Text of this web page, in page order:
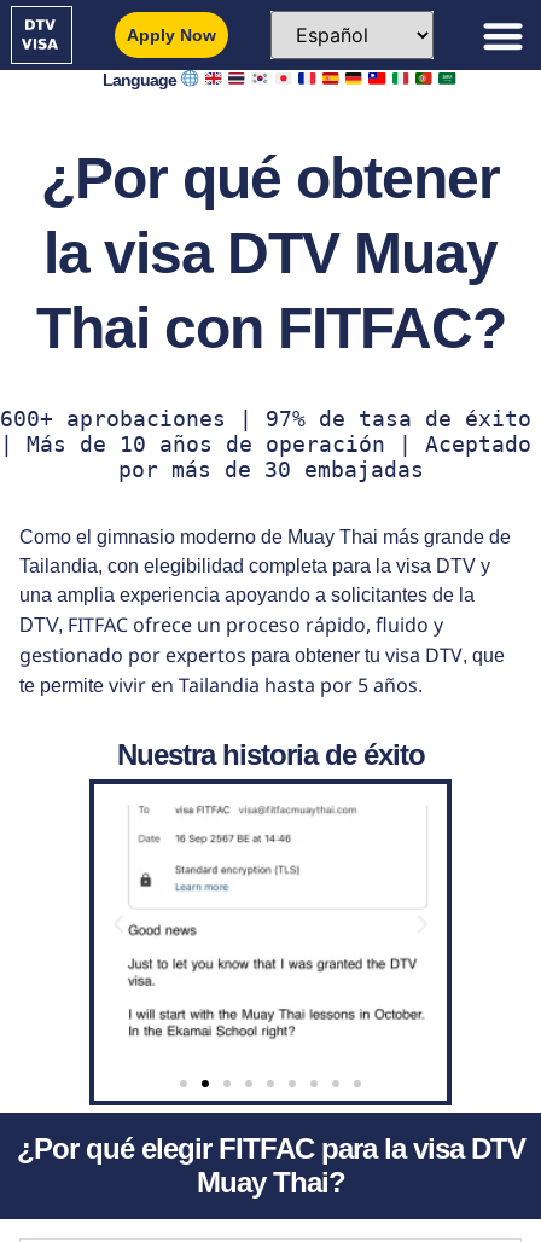
Apply Now
Language
¿Por qué obtener
la visa DTV Muay
Thai con FITFAC?
600+ aprobaciones | 97% de tasa de éxito
| Más de 10 años de operación | Aceptado
por más de 30 embajadas
Como el gimnasio moderno de Muay Thai más grande de
Tailandia, con elegibilidad completa para la visa DTV y
una amplia experiencia apoyando a solicitantes de la
DTV, FITFAC ofrece un proceso rápido, fluido y
gestionado por expertos para obtener tu visa DTV, que
te permite vivir en Tailandia hasta por 5 años.
Nuestra historia de éxito
¿Por qué elegir FITFAC para la visa DTV
Muay Thai?